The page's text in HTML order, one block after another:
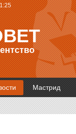
Мастрид